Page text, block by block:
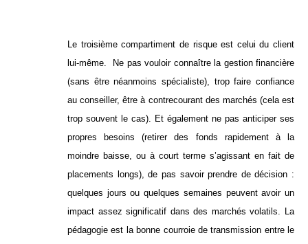
Le troisième compartiment de risque est celui du client
lui-même. Ne pas vouloir connaître la gestion financière
(sans être néanmoins spécialiste), trop faire confiance
au conseiller, être à contrecourant des marchés (cela est
trop souvent le cas). Et également ne pas anticiper ses
propres besoins (retirer des fonds rapidement à la
moindre baisse, ou à court terme s’agissant en fait de
placements longs), de pas savoir prendre de décision :
quelques jours ou quelques semaines peuvent avoir un
impact assez significatif dans des marchés volatils. La
pédagogie est la bonne courroie de transmission entre le